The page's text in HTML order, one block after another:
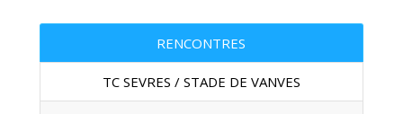
RENCONTRES
TC SEVRES / STADE DE VANVES